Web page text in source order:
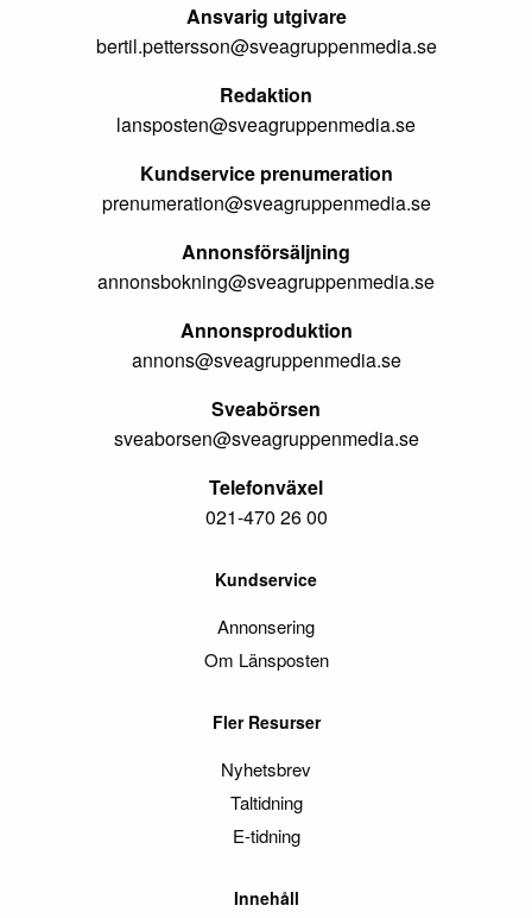
Ansvarig utgivare
bertil.pettersson@sveagruppenmedia.se
Redaktion
lansposten@sveagruppenmedia.se
Kundservice prenumeration
prenumeration@sveagruppenmedia.se
Annonsförsäljning
annonsbokning@sveagruppenmedia.se
Annonsproduktion
annons@sveagruppenmedia.se
Sveabörsen
sveaborsen@sveagruppenmedia.se
Telefonväxel
021-470 26 00
Kundservice
Annonsering
Om Länsposten
Fler Resurser
Nyhetsbrev
Taltidning
E-tidning
Innehåll